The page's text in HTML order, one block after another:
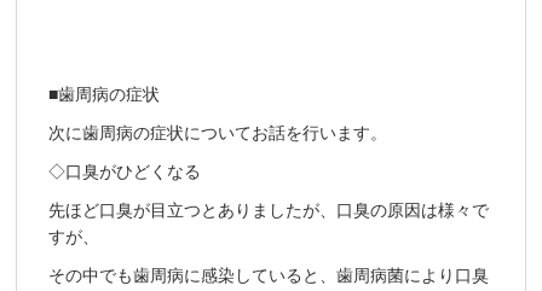
■歯周病の症状
次に歯周病の症状についてお話を行います。
◇口臭がひどくなる
先ほど口臭が目立つとありましたが、口臭の原因は様々で
すが、
その中でも歯周病に感染していると、歯周病菌により口臭